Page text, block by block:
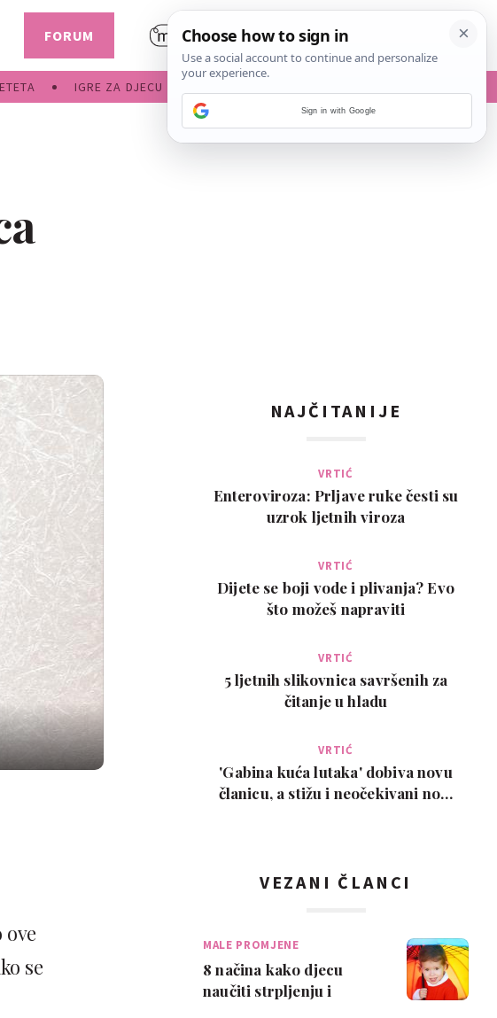
IGRE ZA DJECU
FORUM
se
NAJČITANIJE
VRTIĆ
Enteroviroza: Prljave ruke česti su
uzrok ljetnih viroza
VRTIĆ
Dijete se boji vode i plivanja? Evo
što možeš napraviti
VRTIĆ
5 ljetnih slikovnica savršenih za
čitanje u hladu
VRTIĆ
'Gabina kuća lutaka' dobiva novu
članicu, a stižu i neočekivani novi
VEZANI ČLANCI
MALE PROMJENE
8 načina kako djecu
naučiti strpljenju i
Sign in with Google